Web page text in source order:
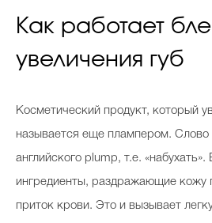
Хит недели от визажиста
Celebrity дня
Фотоальбом
Как работает
увеличения губ
Косметический продукт, который
называется еще плампером. Слово
английского plump, т.е. «набухать».
ингредиенты, раздражающие кожу
приток крови. Это и вызывает